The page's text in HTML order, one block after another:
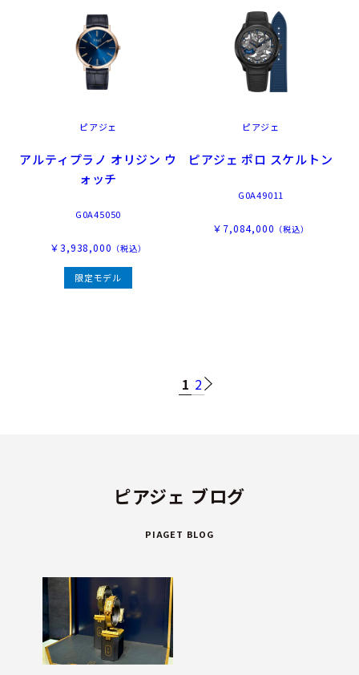
ピアジェ
アルティプラノ オリジン ウ
ォッチ
G0A45050
￥3,938,000 （税込）
限定モデル
ピアジェ
ピアジェ ポロ スケルトン
G0A49011
￥7,084,000 （税込）
1 2
ピアジェ ブログ
PIAGET BLOG